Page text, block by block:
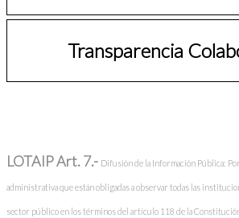
Transparencia
LOTAIP Art. 7.- Difusión de la Información Pública:
administrativa que están obligadas a observar todas las
sector público en los términos del artículo 118 de la